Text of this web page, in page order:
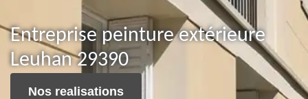
Entreprise peinture extérieure
Leuhan 29390
Nos realisations